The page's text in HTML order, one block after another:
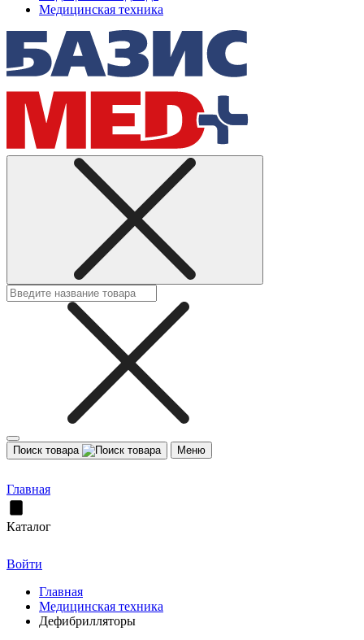
Медицинская техника
Поиск товара Меню
Главная
Каталог
Войти
Главная
Медицинская техника
Дефибрилляторы